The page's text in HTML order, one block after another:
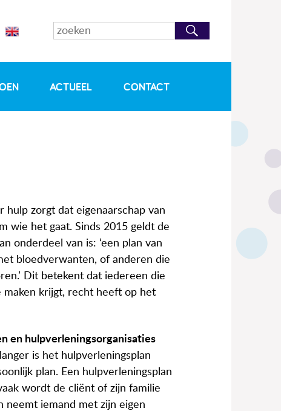
ACTUEEL CONTACT
hulp zorgt dat eigenaarschap van
wie het gaat. Sinds 2015 geldt de
onderdeel van is: ‘een plan van
bloedverwanten, of anderen die
Dit betekent dat iedereen die
maken krijgt, recht heeft op het
en hulpverleningsorganisaties
is het hulpverleningsplan
plan. Een hulpverleningsplan
wordt de cliënt of zijn familie
neemt iemand met zijn eigen